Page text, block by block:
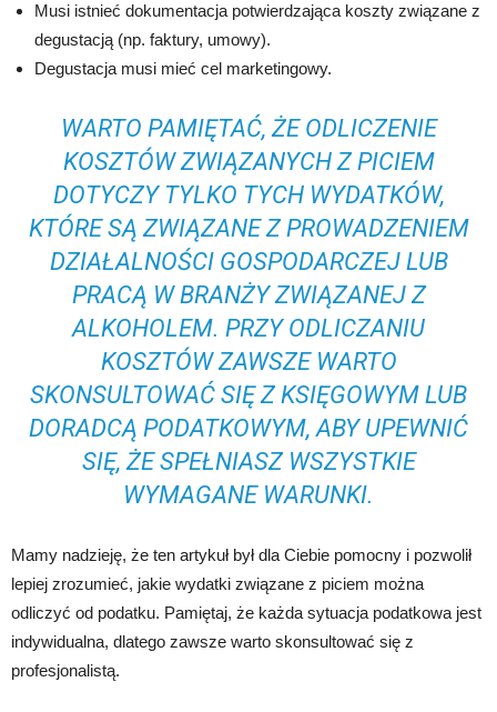
Musi istnieć dokumentacja potwierdzająca koszty związane z
degustacją (np. faktury, umowy).
Degustacja musi mieć cel marketingowy.
WARTO PAMIĘTAĆ, ŻE ODLICZENIE
KOSZTÓW ZWIĄZANYCH Z PICIEM
DOTYCZY TYLKO TYCH WYDATKÓW,
KTÓRE SĄ ZWIĄZANE Z PROWADZENIEM
DZIAŁALNOŚCI GOSPODARCZEJ LUB
PRACĄ W BRANŻY ZWIĄZANEJ Z
ALKOHOLEM. PRZY ODLICZANIU
KOSZTÓW ZAWSZE WARTO
SKONSULTOWAĆ SIĘ Z KSIĘGOWYM LUB
DORADCĄ PODATKOWYM, ABY UPEWNIĆ
SIĘ, ŻE SPEŁNIASZ WSZYSTKIE
WYMAGANE WARUNKI.
Mamy nadzieję, że ten artykuł był dla Ciebie pomocny i pozwolił
lepiej zrozumieć, jakie wydatki związane z piciem można
odliczyć od podatku. Pamiętaj, że każda sytuacja podatkowa jest
indywidualna, dlatego zawsze warto skonsultować się z
profesjonalistą.